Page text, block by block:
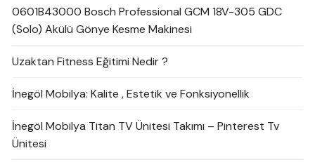
0601B43000 Bosch Professional GCM 18V-305 GDC
(Solo) Akülü Gönye Kesme Makinesi
Uzaktan Fitness Eğitimi Nedir ?
İnegöl Mobilya: Kalite , Estetik ve Fonksiyonellik
İnegöl Mobilya Titan TV Ünitesi Takımı – Pinterest Tv
Ünitesi